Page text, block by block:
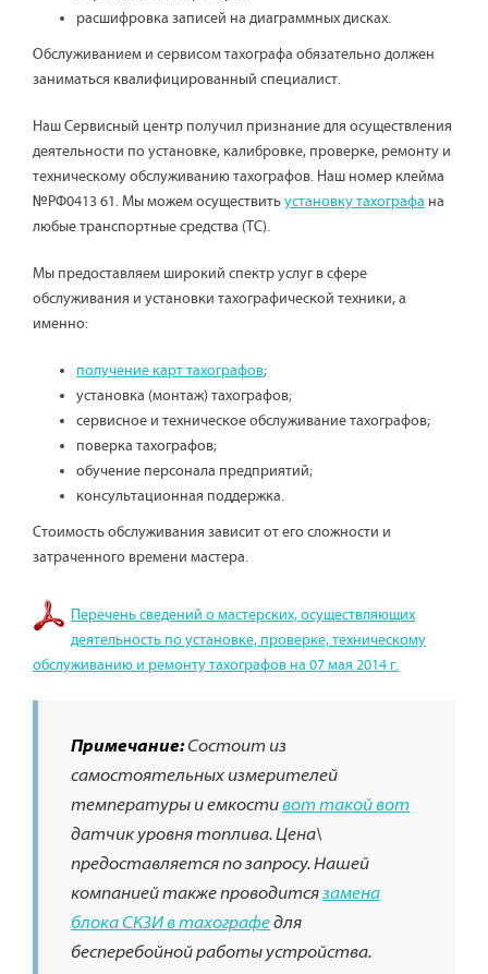
расшифровка записей на диаграммных дисках.
Обслуживанием и сервисом тахографа обязательно должен
заниматься квалифицированный специалист.
Наш Сервисный центр получил признание для осуществления
деятельности по установке, калибровке, проверке, ремонту и
техническому обслуживанию тахографов. Наш номер клейма
№РФ0413 61. Мы можем осуществитьустановку тахографа на
любые транспортные средства (ТС).
Мы предоставляем широкий спектр услуг в сфере
обслуживания и установки тахографической техники, а
именно:
получение карт тахографов;
установка (монтаж) тахографов;
сервисное и техническое обслуживание тахографов;
поверка тахографов;
обучение персонала предприятий;
консультационная поддержка.
Стоимость обслуживания зависит от его сложности и
затраченного времени мастера.
Перечень сведений о мастерских, осуществляющих
деятельность по установке, проверке, техническому
обслуживанию и ремонту тахографов на 07 мая 2014 г.
Примечание:Состоит из
самостоятельных измерителей
температуры и емкостивот такой вот
датчик уровня топлива. Цена\
предоставляется по запросу. Нашей
компанией также проводитсязамена
блока СКЗИ в тахографедля
бесперебойной работы устройства.